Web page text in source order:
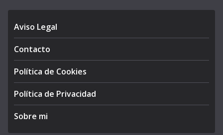
Aviso Legal
Contacto
Política de Cookies
Política de Privacidad
Sobre mi